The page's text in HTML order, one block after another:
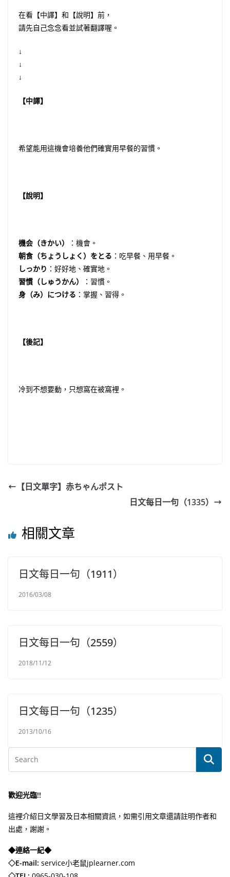
在看【中譯】和【說明】前，
請先自己念念看並試著翻譯喔。
↓
↓
↓
【中譯】
希望能用這機會培養他們確實用早餐的習慣。
【說明】
機会（きかい）
：機會。
朝食（ちょうしょく）をとる ：吃早餐、用早餐。
しっかり ：好好地、確實地。
習慣（しゅうかん）
：習慣。
身（み）につける ：掌握、習得。
【後記】
冷到不想要動，只想窩在被窩裡。
【日文單字】赤ちゃんポスト
日文每日一句（1335）
相關文章
日文每日一句（1911）
2016/03/08
日文每日一句（2559）
2018/11/12
日文每日一句（1235）
2013/10/16
歡迎光臨!!
這裡介紹日文學習及日本相關資訊，如需引用文章還請註明作者和
出處，謝謝。
◆連絡一紀◆
◇E-mail: service小老鼠jplearner.com